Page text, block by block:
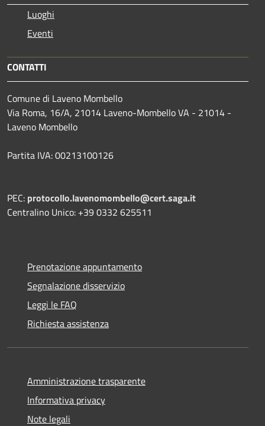
Luoghi
Eventi
CONTATTI
Comune di Laveno Mombello
Via Roma, 16/A, 21014 Laveno-Mombello VA - 21014 -
Laveno Mombello
Partita IVA: 00213100126
PEC: protocollo.lavenomombello@cert.saga.it
Centralino Unico: +39 0332 625511
Prenotazione appuntamento
Segnalazione disservizio
Leggi le FAQ
Richiesta assistenza
Amministrazione trasparente
Informativa privacy
Note legali